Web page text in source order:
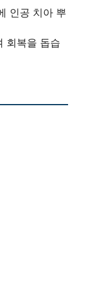
인공 치아 뿌
회복을 돕습